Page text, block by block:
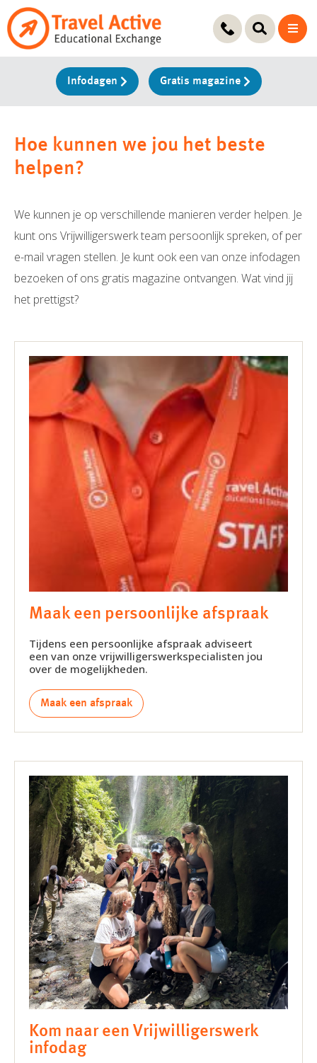
Ga
naar
Infodagen Gratis magazine
Hoe kunnen we jou het beste
helpen?
We kunnen je op verschillende manieren verder helpen. Je
kunt ons Vrijwilligerswerk team persoonlijk spreken, of per
e-mail vragen stellen. Je kunt ook een van onze infodagen
bezoeken of ons gratis magazine ontvangen. Wat vind jij
het prettigst?
Maak een persoonlijke afspraak
Tijdens een persoonlijke afspraak adviseert
een van onze vrijwilligerswerkspecialisten jou
over de mogelijkheden.
Maak een afspraak
Kom naar een Vrijwilligerswerk
infodag